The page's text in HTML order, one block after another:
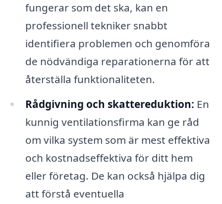
fungerar som det ska, kan en
professionell tekniker snabbt
identifiera problemen och genomföra
de nödvändiga reparationerna för att
återställa funktionaliteten.
Rådgivning och skattereduktion: En
kunnig ventilationsfirma kan ge råd
om vilka system som är mest effektiva
och kostnadseffektiva för ditt hem
eller företag. De kan också hjälpa dig
att förstå eventuella